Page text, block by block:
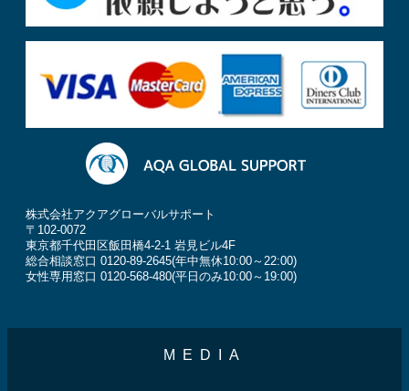
株式会社アクアグローバルサポート
〒102-0072
東京都千代田区飯田橋4-2-1 岩見ビル4F
総合相談窓口 0120-89-2645(年中無休10:00～22:00)
女性専用窓口 0120-568-480(平日のみ10:00～19:00)
MEDIA